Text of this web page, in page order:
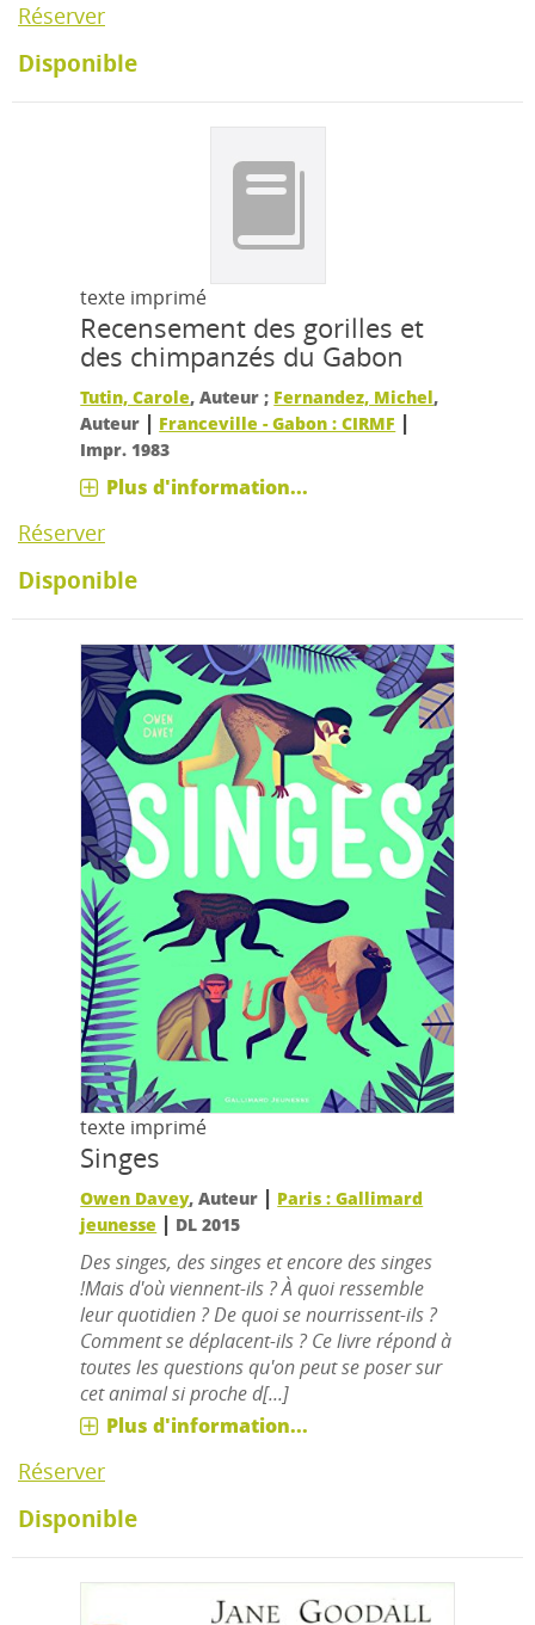
Réserver
Disponible
texte imprimé
Recensement des gorilles et
des chimpanzés du Gabon
Tutin, Carole, Auteur ; Fernandez, Michel,
Auteur | Franceville - Gabon : CIRMF |
Impr. 1983
Plus d'information...
Réserver
Disponible
texte imprimé
Singes
Owen Davey, Auteur | Paris : Gallimard
jeunesse | DL 2015
Des singes, des singes et encore des singes
!Mais d'où viennent-ils ? À quoi ressemble
leur quotidien ? De quoi se nourrissent-ils ?
Comment se déplacent-ils ? Ce livre répond à
toutes les questions qu'on peut se poser sur
cet animal si proche d[...]
Plus d'information...
Réserver
Disponible